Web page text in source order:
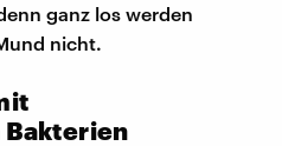
ganz los werden
nicht.